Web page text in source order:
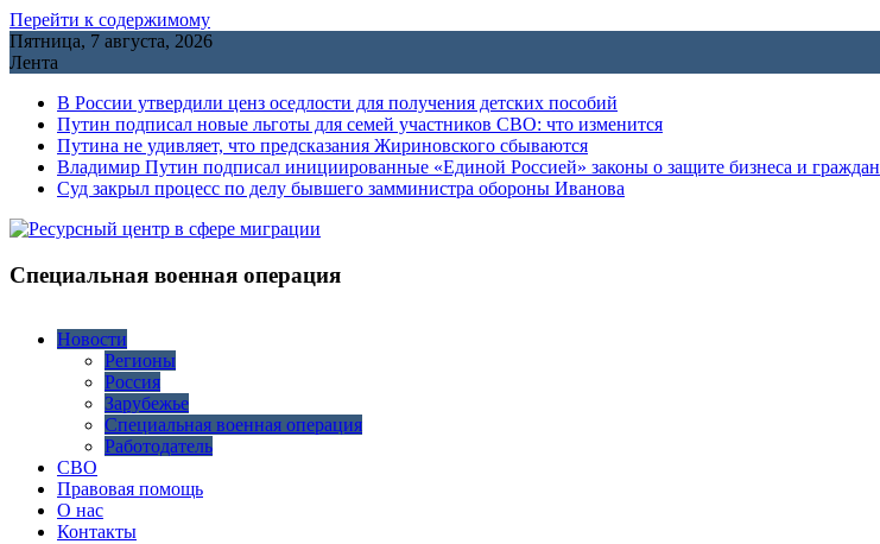
Перейти к содержимому
Пятница, 7 августа, 2026
Лента
В России утвердили ценз оседлости для получения детских пособий
Путин подписал новые льготы для семей участников СВО: что изменится
Путина не удивляет, что предсказания Жириновского сбываются
Владимир Путин подписал инициированные «Единой Россией» законы о защите бизнеса и граждан
Cуд закрыл процесс по делу бывшего замминистра обороны Иванова
Специальная военная операция
Новости
Регионы
Россия
Зарубежье
Специальная военная операция
Работодатель
СВО
Правовая помощь
О нас
Контакты